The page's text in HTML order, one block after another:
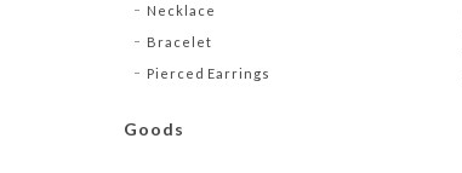
Necklace
Bracelet
Pierced Earrings
Goods